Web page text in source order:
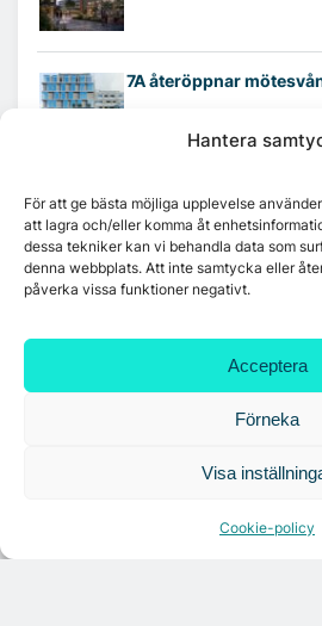
Hantera
För att ge bästa möjliga upplevelse
att lagra och/eller komma åt
dessa tekniker kan vi behandla data som
denna webbplats. Att inte samtycka eller
påverka vissa funktioner negativt.
Acceptera
Förneka
Visa
Cookie-policy
7A återöppnar
Croisette rådgivare vid